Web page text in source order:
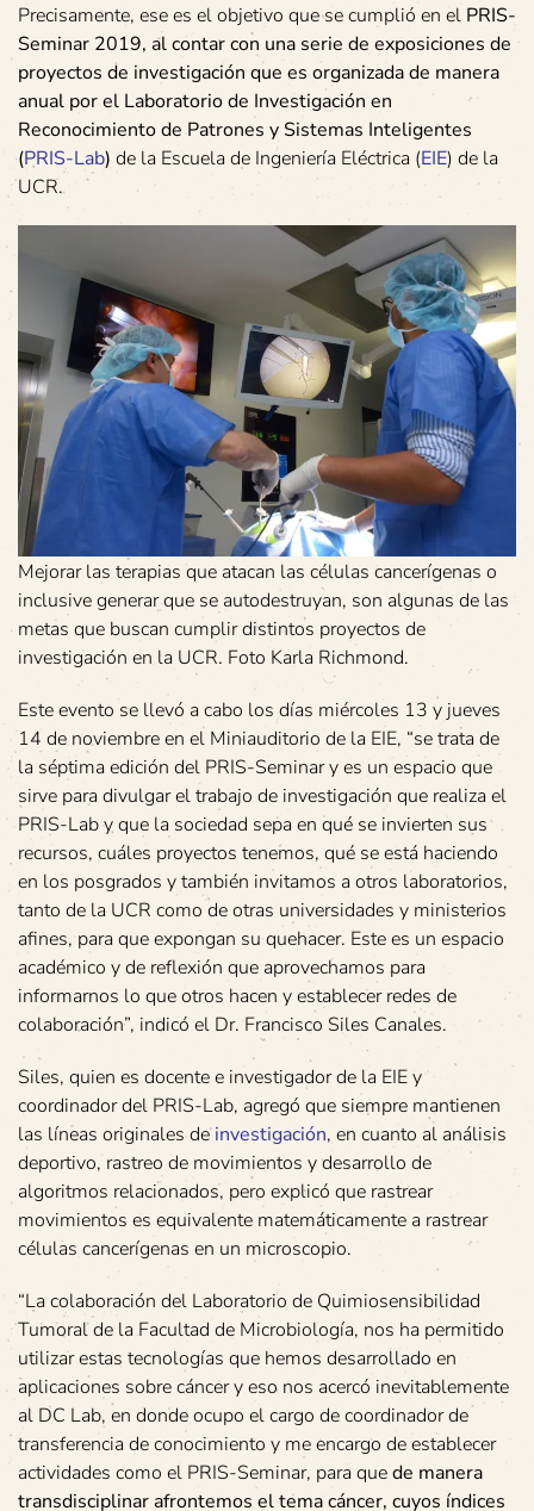
Precisamente, ese es el objetivo que se cumplió en el PRIS-
Seminar 2019, al contar con una serie de exposiciones de
proyectos de investigación que es organizadade manera
anual porel Laboratorio de Investigación en
Reconocimiento de Patrones y Sistemas Inteligentes
(PRIS-Lab) de la Escuela de Ingeniería Eléctrica (EIE) de la
UCR.
Mejorar las terapias que atacan las células cancerígenas o
inclusive generar que se autodestruyan, son algunas de las
metas que buscan cumplir distintos proyectos de
investigación en la UCR. Foto Karla Richmond.
Este evento se llevó a cabo los días miércoles 13 y jueves
14 de noviembre en el Miniauditorio de la EIE, “se trata de
la séptima edición del PRIS-Seminar y es un espacio que
sirve para divulgar el trabajo de investigación que realiza el
PRIS-Lab y que la sociedad sepa en qué se invierten sus
recursos, cuáles proyectos tenemos, qué se está haciendo
en los posgrados y también invitamos a otros laboratorios,
tanto de la UCR como de otras universidades y ministerios
afines, para que expongan su quehacer. Este es un espacio
académico y de reflexión que aprovechamos para
informarnos lo que otros hacen y establecer redes de
colaboración”, indicó el Dr. Francisco Siles Canales.
Siles, quien es docente e investigador de la EIE y
coordinador del PRIS-Lab, agregó que siempre mantienen
las líneas originales deinvestigación, en cuanto al análisis
deportivo, rastreo de movimientos y desarrollo de
algoritmos relacionados, pero explicó que rastrear
movimientos es equivalente matemáticamente a rastrear
células cancerígenas en un microscopio.
“La colaboración del Laboratorio de Quimiosensibilidad
Tumoral de la Facultad de Microbiología, nos ha permitido
utilizar estas tecnologías que hemos desarrollado en
aplicaciones sobre cáncer y eso nos acercó inevitablemente
al DC Lab, en donde ocupo el cargo de coordinador de
transferencia de conocimiento y me encargo de establecer
actividades como el PRIS-Seminar, para quede manera
transdisciplinar afrontemos el tema cáncer, cuyos índices